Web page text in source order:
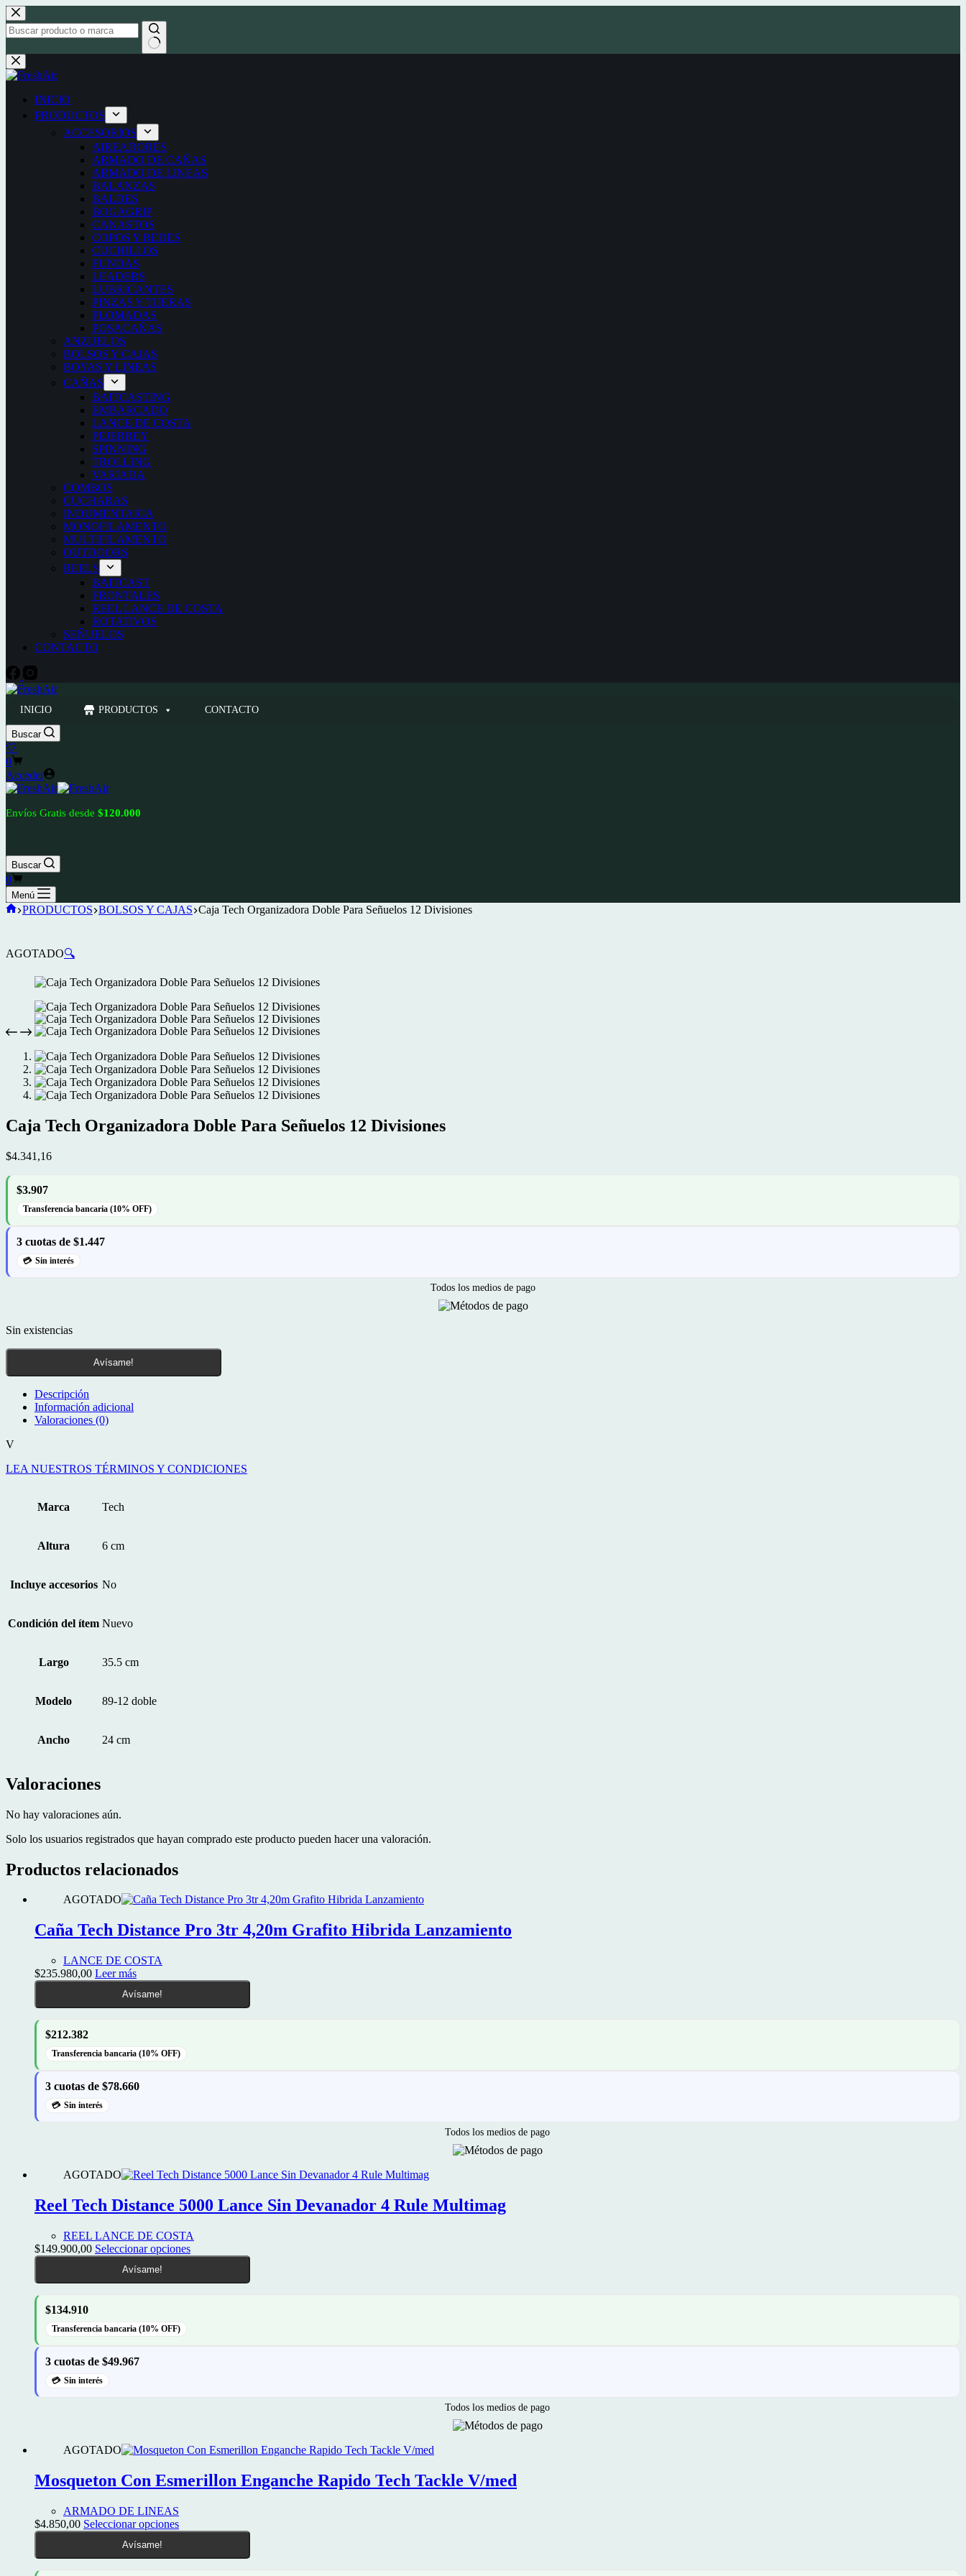
Saltar
al
contenido
Sin
resultados
INICIO
PRODUCTOS
ACCESORIOS
AIREADORES
ARMADO DE CAÑAS
ARMADO DE LINEAS
BALANZAS
BALDES
BOGAGRIP
CANASTOS
COPOS Y REDES
CUCHILLOS
FUNDAS
LEADERS
LUBRICANTES
PINZAS Y TIJERAS
PLOMADAS
POSACAÑAS
ANZUELOS
BOLSOS Y CAJAS
BOYAS Y LINEAS
CAÑAS
BAITCASTING
EMBARCADO
LANCE DE COSTA
PEJERREY
SPINNING
TROLLING
VARIADA
COMBOS
CUCHARAS
INDUMENTARIA
MONOFILAMENTO
MULTIFILAMENTO
OUTDOORS
REELS
BAITCAST
FRONTALES
REEL LANCE DE COSTA
ROTATIVOS
SEÑUELOS
CONTACTO
INICIO PRODUCTOS CONTACTO
Buscar
🤍
Carro
de
compra
0
Acceder
Envíos Gratis desde $120.000
Buscar
Carro
de
compra
0
Menú
Inicio
PRODUCTOS BOLSOS Y CAJAS Caja Tech Organizadora Doble Para Señuelos 12 Divisiones
AGOTADO🔍
Caja Tech Organizadora Doble Para Señuelos 12 Divisiones
$4.341,16
$3.907
Transferencia bancaria (10% OFF)
3 cuotas de $1.447
Sin interés
Todos los medios de pago
Sin existencias
Avísame!
Descripción
Información adicional
Valoraciones (0)
V
LEA NUESTROS TÉRMINOS Y CONDICIONES
Marca Tech
Altura 6 cm
Incluye accesorios No
Condición del ítem Nuevo
Largo 35.5 cm
Modelo 89-12 doble
Ancho 24 cm
Valoraciones
No hay valoraciones aún.
Solo los usuarios registrados que hayan comprado este producto pueden hacer una valoración.
Productos relacionados
AGOTADO
Caña Tech Distance Pro 3tr 4,20m Grafito Hibrida Lanzamiento
LANCE DE COSTA
$235.980,00 Leer más
Avísame!
$212.382
Transferencia bancaria (10% OFF)
3 cuotas de $78.660
Sin interés
Todos los medios de pago
AGOTADO
Reel Tech Distance 5000 Lance Sin Devanador 4 Rule Multimag
REEL LANCE DE COSTA
$149.900,00 Seleccionar opcionesEste
producto
múltiples
Avísame!
$134.910
Transferencia bancaria (10% OFF)
3 cuotas de $49.967
Sin interés
Todos los medios de pago
AGOTADO
Mosqueton Con Esmerillon Enganche Rapido Tech Tackle V/med
ARMADO DE LINEAS
$4.850,00 Seleccionar opcionesEste
producto
múltiples
Avísame!